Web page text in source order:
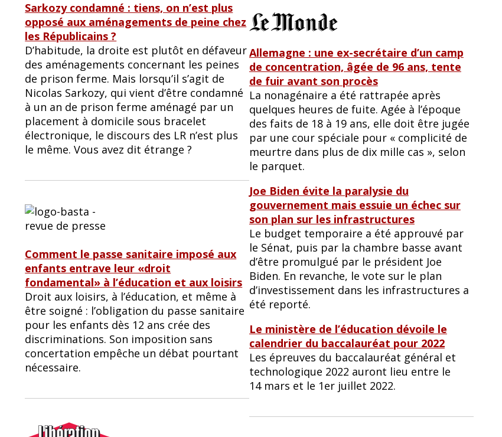
Sarkozy condamné : tiens, on n’est plus
opposé aux aménagements de peine chez
les Républicains ?
D’habitude, la droite est plutôt en défaveur
des aménagements concernant les peines
de prison ferme. Mais lorsqu’il s’agit de
Nicolas Sarkozy, qui vient d’être condamné
à un an de prison ferme aménagé par un
placement à domicile sous bracelet
électronique, le discours des LR n’est plus
le même. Vous avez dit étrange ?
Comment le passe sanitaire imposé aux
enfants entrave leur «droit
fondamental» à l’éducation et aux loisirs
Droit aux loisirs, à l’éducation, et même à
être soigné : l’obligation du passe sanitaire
pour les enfants dès 12 ans crée des
discriminations. Son imposition sans
concertation empêche un débat pourtant
nécessaire.
Allemagne : une ex-secrétaire d’un camp
de concentration, âgée de 96 ans, tente
de fuir avant son procès
La nonagénaire a été rattrapée après
quelques heures de fuite. Agée à l’époque
des faits de 18 à 19 ans, elle doit être jugée
par une cour spéciale pour « complicité de
meurtre dans plus de dix mille cas », selon
le parquet.
Joe Biden évite la paralysie du
gouvernement mais essuie un échec sur
son plan sur les infrastructures
Le budget temporaire a été approuvé par
le Sénat, puis par la chambre basse avant
d’être promulgué par le président Joe
Biden. En revanche, le vote sur le plan
d’investissement dans les infrastructures a
été reporté.
Le ministère de l’éducation dévoile le
calendrier du baccalauréat pour 2022
Les épreuves du baccalauréat général et
technologique 2022 auront lieu entre le
14 mars et le 1er juillet 2022.